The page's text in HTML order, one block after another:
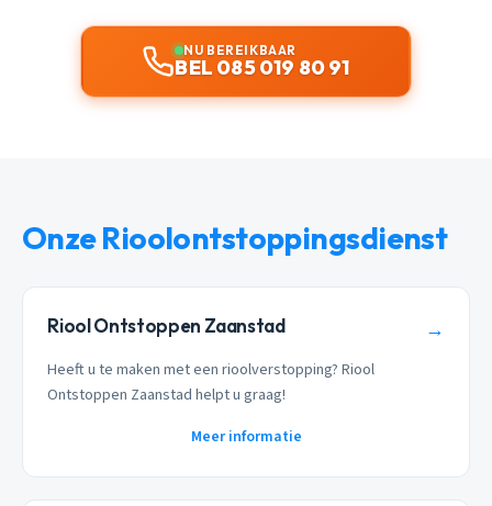
NU BEREIKBAAR
BEL 085 019 80 91
Onze Rioolontstoppingsdienst
Riool Ontstoppen Zaanstad →
Heeft u te maken met een rioolverstopping? Riool
Ontstoppen Zaanstad helpt u graag!
Meer informatie